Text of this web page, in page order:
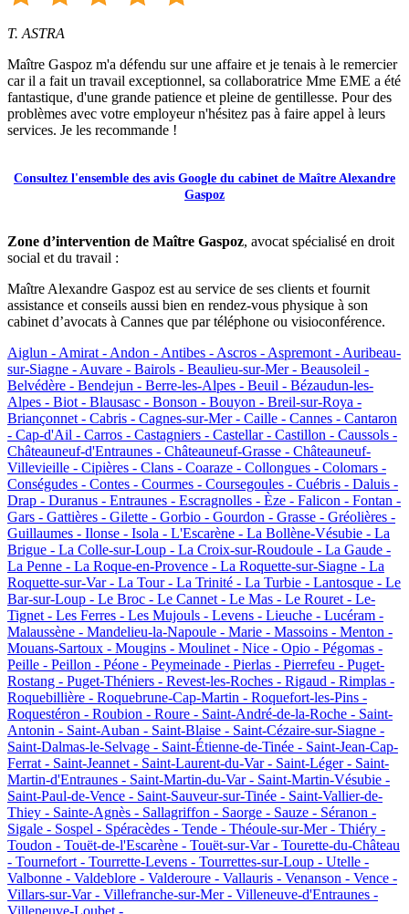
T. ASTRA
Maître Gaspoz m'a défendu sur une affaire et je tenais à le remercier
car il a fait un travail exceptionnel, sa collaboratrice Mme EME a été
fantastique, d'une grande patience et pleine de gentillesse. Pour des
problèmes avec votre employeur n'hésitez pas à faire appel à leurs
services. Je les recommande !
Consultez l'ensemble des avis Google du cabinet de Maître Alexandre
Gaspoz
Zone d’intervention de Maître Gaspoz, avocat spécialisé en droit
social et du travail :
Maître Alexandre Gaspoz est au service de ses clients et fournit
assistance et conseils aussi bien en rendez-vous physique à son
cabinet d’avocats à Cannes que par téléphone ou visioconférence.
Aiglun - Amirat - Andon - Antibes - Ascros - Aspremont - Auribeau-
sur-Siagne - Auvare - Bairols - Beaulieu-sur-Mer - Beausoleil -
Belvédère - Bendejun - Berre-les-Alpes - Beuil - Bézaudun-les-
Alpes - Biot - Blausasc - Bonson - Bouyon - Breil-sur-Roya -
Briançonnet - Cabris - Cagnes-sur-Mer - Caille - Cannes - Cantaron
- Cap-d'Ail - Carros - Castagniers - Castellar - Castillon - Caussols -
Châteauneuf-d'Entraunes - Châteauneuf-Grasse - Châteauneuf-
Villevieille - Cipières - Clans - Coaraze - Collongues - Colomars -
Conségudes - Contes - Courmes - Coursegoules - Cuébris - Daluis -
Drap - Duranus - Entraunes - Escragnolles - Èze - Falicon - Fontan -
Gars - Gattières - Gilette - Gorbio - Gourdon - Grasse - Gréolières -
Guillaumes - Ilonse - Isola - L'Escarène - La Bollène-Vésubie - La
Brigue - La Colle-sur-Loup - La Croix-sur-Roudoule - La Gaude -
La Penne - La Roque-en-Provence - La Roquette-sur-Siagne - La
Roquette-sur-Var - La Tour - La Trinité - La Turbie - Lantosque - Le
Bar-sur-Loup - Le Broc - Le Cannet - Le Mas - Le Rouret - Le-
Tignet - Les Ferres - Les Mujouls - Levens - Lieuche - Lucéram -
Malaussène - Mandelieu-la-Napoule - Marie - Massoins - Menton -
Mouans-Sartoux - Mougins - Moulinet - Nice - Opio - Pégomas -
Peille - Peillon - Péone - Peymeinade - Pierlas - Pierrefeu - Puget-
Rostang - Puget-Théniers - Revest-les-Roches - Rigaud - Rimplas -
Roquebillière - Roquebrune-Cap-Martin - Roquefort-les-Pins -
Roquestéron - Roubion - Roure - Saint-André-de-la-Roche - Saint-
Antonin - Saint-Auban - Saint-Blaise - Saint-Cézaire-sur-Siagne -
Saint-Dalmas-le-Selvage - Saint-Étienne-de-Tinée - Saint-Jean-Cap-
Ferrat - Saint-Jeannet - Saint-Laurent-du-Var - Saint-Léger - Saint-
Martin-d'Entraunes - Saint-Martin-du-Var - Saint-Martin-Vésubie -
Saint-Paul-de-Vence - Saint-Sauveur-sur-Tinée - Saint-Vallier-de-
Thiey - Sainte-Agnès - Sallagriffon - Saorge - Sauze - Séranon -
Sigale - Sospel - Spéracèdes - Tende - Théoule-sur-Mer - Thiéry -
Toudon - Touët-de-l'Escarène - Touët-sur-Var - Tourette-du-Château
- Tournefort - Tourrette-Levens - Tourrettes-sur-Loup - Utelle -
Valbonne - Valdeblore - Valderoure - Vallauris - Venanson - Vence -
Villars-sur-Var - Villefranche-sur-Mer - Villeneuve-d'Entraunes -
Villeneuve-Loubet -